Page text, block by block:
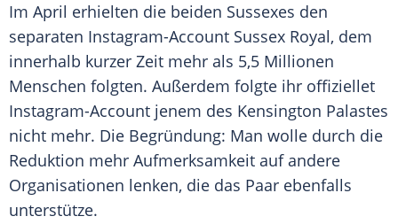
Im April erhielten die beiden Sussexes den
separaten Instagram-Account Sussex Royal, dem
innerhalb kurzer Zeit mehr als 5,5 Millionen
Menschen folgten. Außerdem folgte ihr offiziellet
Instagram-Account jenem des Kensington Palastes
nicht mehr. Die Begründung: Man wolle durch die
Reduktion mehr Aufmerksamkeit auf andere
Organisationen lenken, die das Paar ebenfalls
unterstütze.